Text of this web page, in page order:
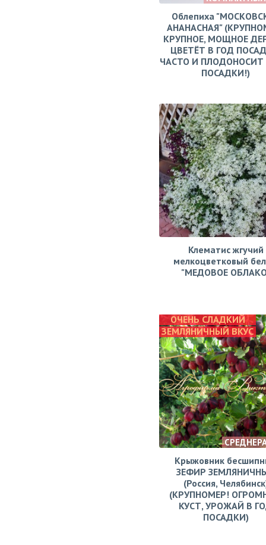
Облепиха
АНАНАСНАЯ"
КРУПНОЕ, МОЩНОЕ
ЦВЕТЁТ В ГОД
ЧАСТО И ПЛОДОНОСИТ
ПОСАДКИ!)
Клематис жгучий
мелкоцветковый
"МЕДОВОЕ
ОЧЕНЬ СЛАДКИЙ
ЗЕМЛЯНИЧНЫЙ ВКУС
Крыжовник
ЗЕФИР
(Россия,
(КРУПНОМЕР!
КУСТ, УРОЖАЙ В
ПОСАДКИ)